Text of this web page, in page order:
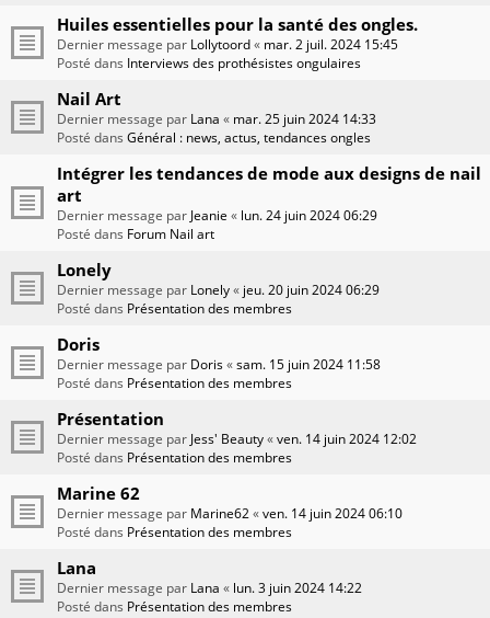
Huiles essentielles pour la santé des ongles.
Dernier message par Lollytoord« mar. 2 juil. 2024 15:45
Posté dans Interviews des prothésistes ongulaires
Nail Art
Dernier message par Lana « mar. 25 juin 2024 14:33
Posté dans Général : news, actus, tendances ongles
Intégrer les tendances de mode aux designs de nail
art
Dernier message par Jeanie « lun. 24 juin 2024 06:29
Posté dans Forum Nail art
Lonely
Dernier message par Lonely« jeu. 20 juin 2024 06:29
Posté dans Présentation des membres
Doris
Dernier message par Doris«sam. 15 juin 2024 11:58
Posté dans Présentation des membres
Présentation
Dernier message par Jess' Beauty«ven. 14 juin 2024 12:02
Posté dans Présentation des membres
Marine 62
Dernier message par Marine62«ven. 14 juin 2024 06:10
Posté dans Présentation des membres
Lana
Dernier message par Lana « lun. 3 juin 2024 14:22
Posté dans Présentation des membres